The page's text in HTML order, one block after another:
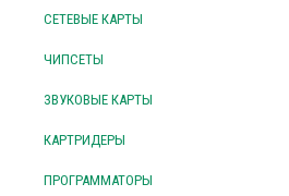
СЕТЕВЫЕ КАРТЫ
ЧИПСЕТЫ
ЗВУКОВЫЕ КАРТЫ
КАРТРИДЕРЫ
ПРОГРАММАТОРЫ